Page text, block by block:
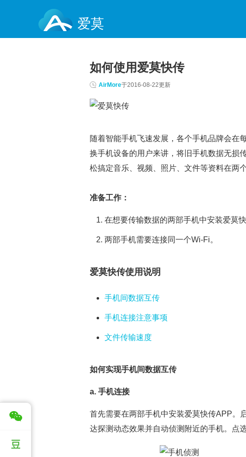
爱莫
如何使用爱莫快传
AirMore于2016-08-22更新
随着智能手机飞速发展，各个手机品牌会在
换手机设备的用户来讲，将旧手机数据无损
松搞定音乐、视频、照片、文件等资料在两
准备工作：
在想要传输数据的两部手机中安装爱莫快
两部手机需要连接同一个Wi-Fi。
爱莫快传使用说明
手机间数据互传
手机连接注意事项
文件传输速度
如何实现手机间数据互传
a. 手机连接
首先需要在两部手机中安装爱莫快传APP。
达探测动态效果并自动侦测附近的手机。点